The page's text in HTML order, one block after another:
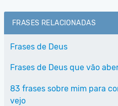
FRASES RELACIONADAS
Frases de Deus
Frases de Deus que vão
83 frases sobre mim para
vejo